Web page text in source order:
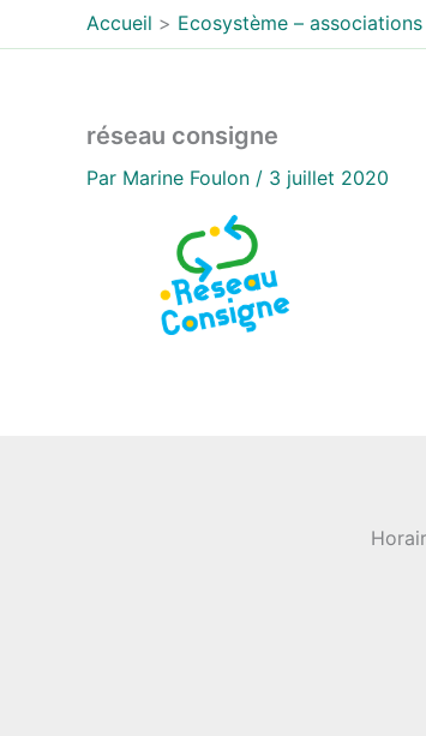
Accueil Ecosystème – associations
réseau consigne
Par Marine Foulon / 3 juillet 2020